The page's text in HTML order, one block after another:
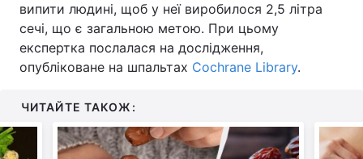
Тема оформлення
випити людині, щоб у неї виробилося 2,5 літра
сечі, що є загальною метою. При цьому
експертка послалася на дослідження,
опубліковане на шпальтах Cochrane Library.
ЧИТАЙТЕ ТАКОЖ: